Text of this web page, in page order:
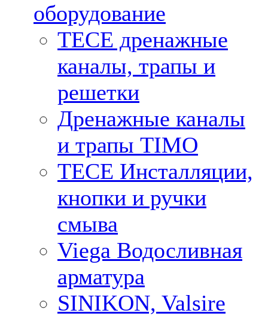
оборудование
TECE дренажные
каналы, трапы и
решетки
Дренажные каналы
и трапы TIMO
TECE Инсталляции,
кнопки и ручки
смыва
Viega Водосливная
арматура
SINIKON, Valsire